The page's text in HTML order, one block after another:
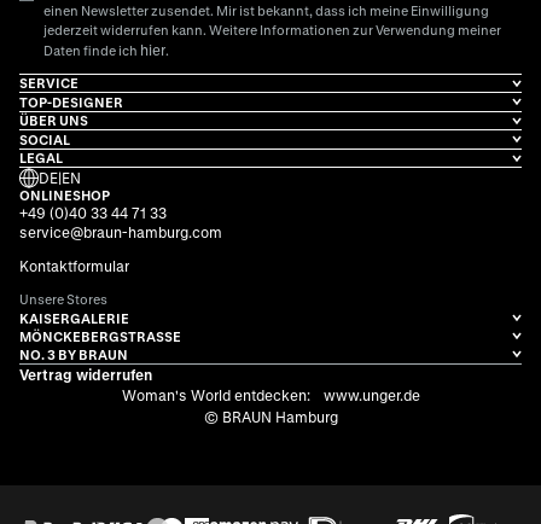
einen Newsletter zusendet. Mir ist bekannt, dass ich meine Einwilligung
jederzeit widerrufen kann. Weitere Informationen zur Verwendung meiner
Daten finde ich hier.
SERVICE
TOP-DESIGNER
ÜBER UNS
SOCIAL
LEGAL
DE|EN
ONLINESHOP
+49 (0)40 33 44 71 33
service@braun-hamburg.com
Kontaktformular
Unsere Stores
KAISERGALERIE
MÖNCKEBERGSTRASSE
NO. 3 BY BRAUN
Vertrag widerrufen
Woman's World entdecken:
www.unger.de
© BRAUN Hamburg